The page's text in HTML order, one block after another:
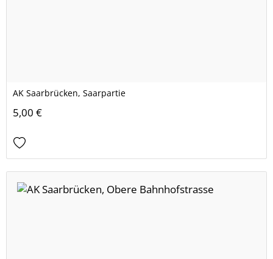
AK Saarbrücken, Saarpartie
5,00 €